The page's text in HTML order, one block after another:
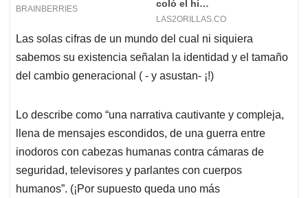
Las solas cifras de un mundo del cual ni siquiera
sabemos su existencia señalan la identidad y el tamaño
del cambio generacional ( - y asustan- ¡!)
Lo describe como “una narrativa cautivante y compleja,
llena de mensajes escondidos, de una guerra entre
inodoros con cabezas humanas contra cámaras de
seguridad, televisores y parlantes con cuerpos
humanos”. (¡Por supuesto queda uno más